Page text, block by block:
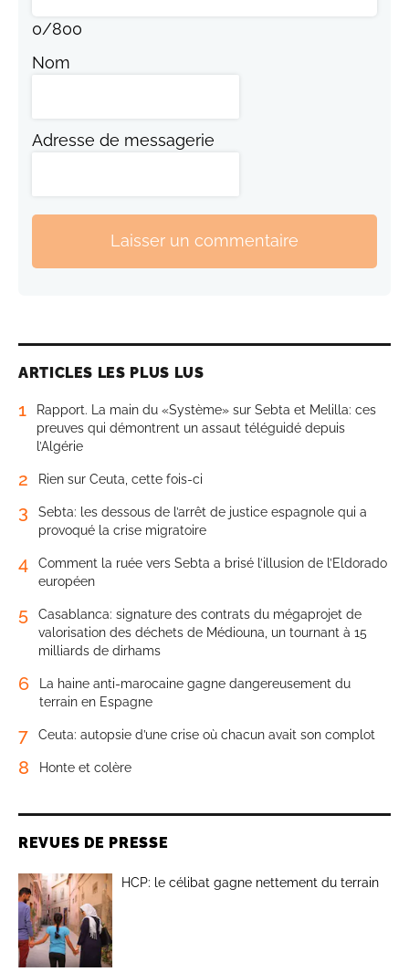
0/800
Nom
Adresse de messagerie
Laisser un commentaire
ARTICLES LES PLUS LUS
1
Rapport. La main du «Système» sur Sebta et Melilla: ces
preuves qui démontrent un assaut téléguidé depuis
l’Algérie
2 Rien sur Ceuta, cette fois-ci
3
Sebta: les dessous de l’arrêt de justice espagnole qui a
provoqué la crise migratoire
4
Comment la ruée vers Sebta a brisé l’illusion de l’Eldorado
européen
5
Casablanca: signature des contrats du mégaprojet de
valorisation des déchets de Médiouna, un tournant à 15
milliards de dirhams
6
La haine anti-marocaine gagne dangereusement du
terrain en Espagne
7 Ceuta: autopsie d’une crise où chacun avait son complot
8 Honte et colère
REVUES DE PRESSE
HCP: le célibat gagne nettement du terrain